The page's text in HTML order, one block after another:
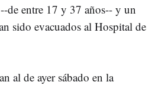
de entre 17 y 37 años-- y un
sido evacuados al Hospital de
al de ayer sábado en la